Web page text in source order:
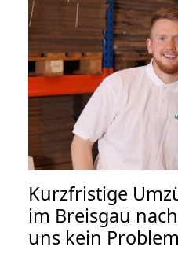
Kurzfristige
im Breisgau
uns kein